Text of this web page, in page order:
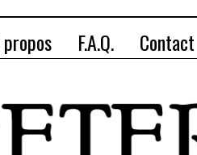
F.A.Q. Contact